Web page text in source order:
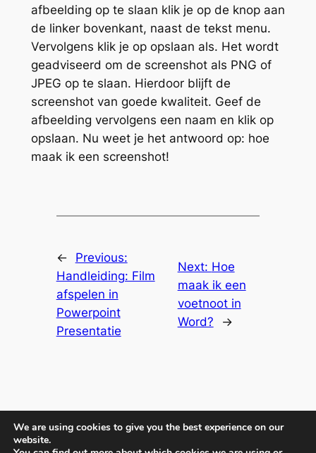
afbeelding op te slaan klik je op de knop aan
de linker bovenkant, naast de tekst menu.
Vervolgens klik je op opslaan als. Het wordt
geadviseerd om de screenshot als PNG of
JPEG op te slaan. Hierdoor blijft de
screenshot van goede kwaliteit. Geef de
afbeelding vervolgens een naam en klik op
opslaan. Nu weet je het antwoord op: hoe
maak ik een screenshot!
←
Previous:
Handleiding: Film
afspelen in
Powerpoint
Presentatie
Next: Hoe
maak ik een
voetnoot in
Word?
→
Hoe maak ik een website?
We are using cookies to give you the best experience on our
website.